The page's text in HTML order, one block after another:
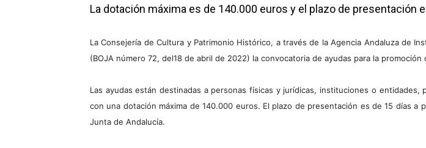
La dotación máxima es de 140.000 euros y el plazo de presentación
La Consejería de Cultura y Patrimonio Histórico, a través de la Agencia Andaluza de
(BOJA número 72, del18 de abril de 2022) la convocatoria de ayudas para la
Las ayudas están destinadas a personas físicas y jurídicas, instituciones o
con una dotación máxima de 140.000 euros. El plazo de presentación es de 15 días
Junta de Andalucía.